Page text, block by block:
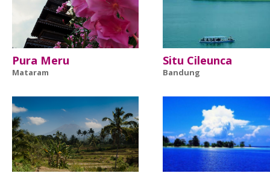
Pura Meru
Mataram
Situ Cileunca
Bandung